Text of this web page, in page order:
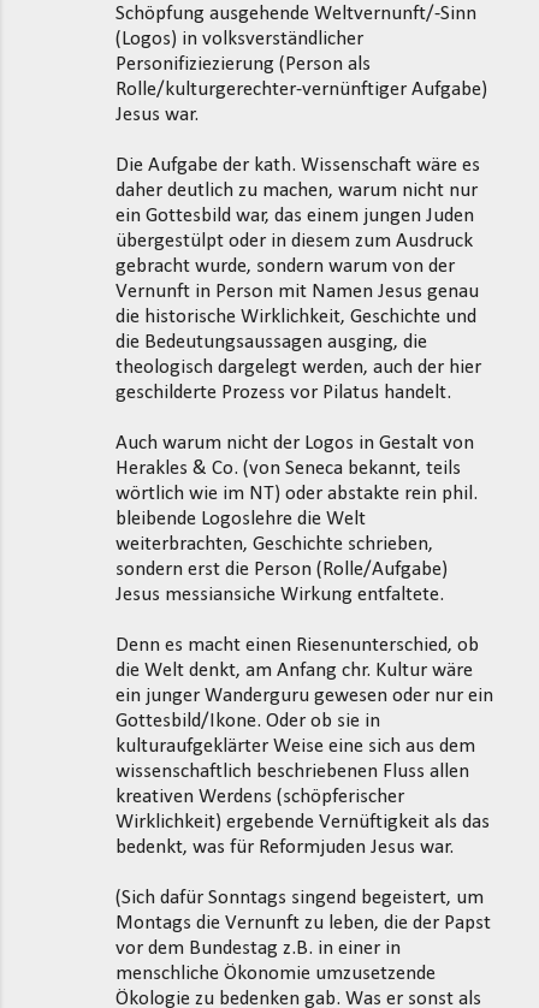
Schöpfung ausgehende Weltvernunft/-Sinn
(Logos) in volksverständlicher
Personifiziezierung (Person als
Rolle/kulturgerechter-vernünftiger Aufgabe)
Jesus war.
Die Aufgabe der kath. Wissenschaft wäre es
daher deutlich zu machen, warum nicht nur
ein Gottesbild war, das einem jungen Juden
übergestülpt oder in diesem zum Ausdruck
gebracht wurde, sondern warum von der
Vernunft in Person mit Namen Jesus genau
die historische Wirklichkeit, Geschichte und
die Bedeutungsaussagen ausging, die
theologisch dargelegt werden, auch der hier
geschilderte Prozess vor Pilatus handelt.
Auch warum nicht der Logos in Gestalt von
Herakles & Co. (von Seneca bekannt, teils
wörtlich wie im NT) oder abstakte rein phil.
bleibende Logoslehre die Welt
weiterbrachten, Geschichte schrieben,
sondern erst die Person (Rolle/Aufgabe)
Jesus messiansiche Wirkung entfaltete.
Denn es macht einen Riesenunterschied, ob
die Welt denkt, am Anfang chr. Kultur wäre
ein junger Wanderguru gewesen oder nur ein
Gottesbild/Ikone. Oder ob sie in
kulturaufgeklärter Weise eine sich aus dem
wissenschaftlich beschriebenen Fluss allen
kreativen Werdens (schöpferischer
Wirklichkeit) ergebende Vernüftigkeit als das
bedenkt, was für Reformjuden Jesus war.
(Sich dafür Sonntags singend begeistert, um
Montags die Vernunft zu leben, die der Papst
vor dem Bundestag z.B. in einer in
menschliche Ökonomie umzusetzende
Ökologie zu bedenken gab. Was er sonst als